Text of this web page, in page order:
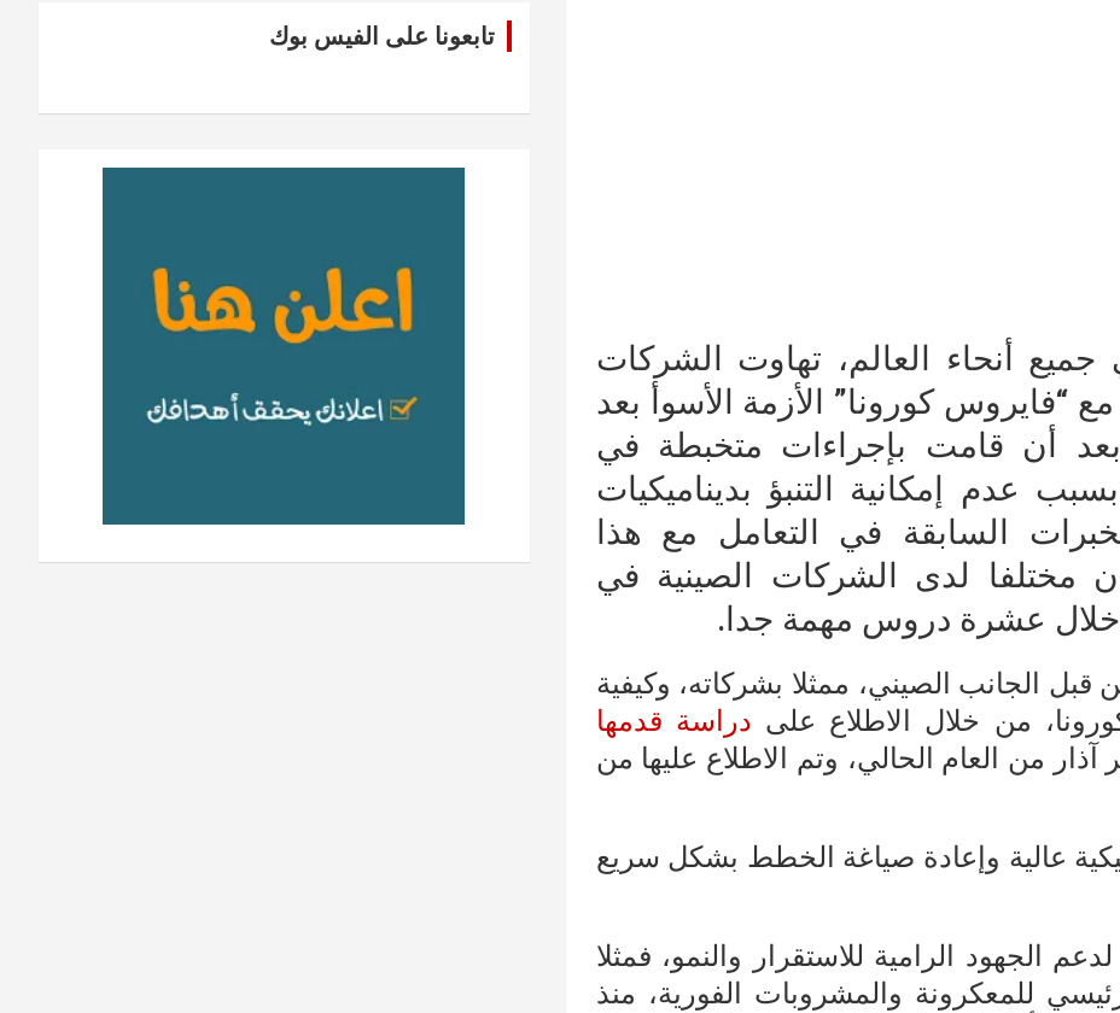
أزمة “كوفيد-19” في جميع أنحاء العالم، تهاوت الشركات
مع “فايروس كورونا” الأزمة الأسوأ بعد
بعد أن قامت بإجراءات متخبطة في
عدم إمكانية التنبؤ بديناميكيات
السابقة في التعامل مع هذا
مختلفا لدى الشركات الصينية في
خلال عشرة دروس مهمة جدا.
الجانب الصيني، ممثلا بشركاته، وكيفية
من خلال الاطلاع على دراسة قدمها
من العام الحالي، وتم الاطلاع عليها من
عالية وإعادة صياغة الخطط بشكل سريع
الرامية للاستقرار والنمو، فمثلا
للمعكرونة والمشروبات الفورية، منذ
تابعونا على الفيس بوك